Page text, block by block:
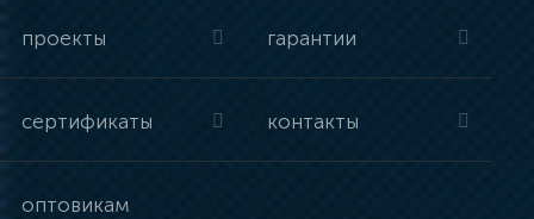
проекты гарантии
сертификаты контакты
оптовикам